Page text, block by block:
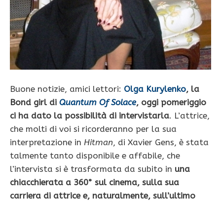
Buone notizie, amici lettori: Olga Kurylenko, la
Bond girl di Quantum Of Solace, oggi pomeriggio
ci ha dato la possibilità di intervistarla. L’attrice,
che molti di voi si ricorderanno per la sua
interpretazione in Hitman, di Xavier Gens, è stata
talmente tanto disponibile e affabile, che
l’intervista si è trasformata da subito in una
chiacchierata a 360° sul cinema, sulla sua
carriera di attrice e, naturalmente, sull’ultimo